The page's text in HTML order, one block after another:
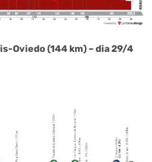
Oviedo (144 km) – dia 29/4